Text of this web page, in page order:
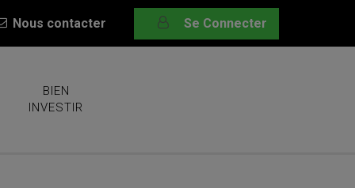
Nous contacter Se Connecter
BIEN
INVESTIR